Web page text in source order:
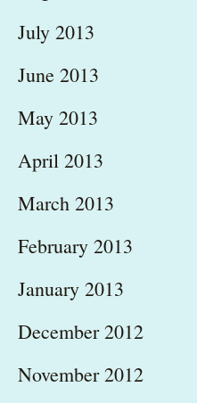
July 2013
June 2013
May 2013
April 2013
March 2013
February 2013
January 2013
December 2012
November 2012